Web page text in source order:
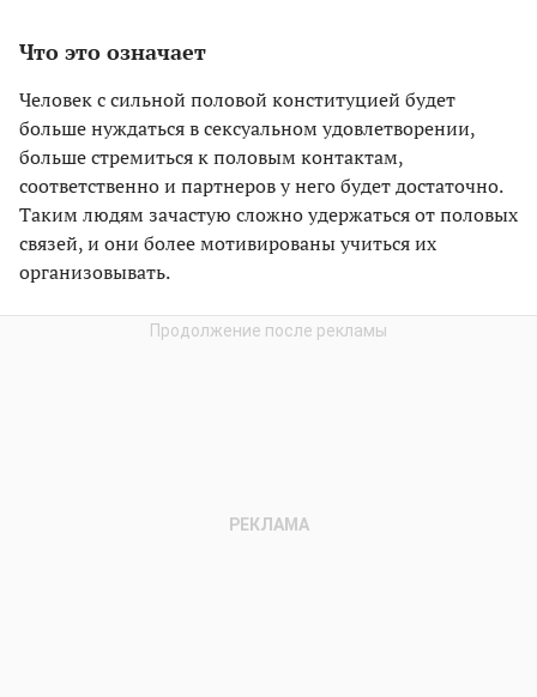
Что это означает
Человек с сильной половой конституцией будет
больше нуждаться в сексуальном удовлетворении,
больше стремиться к половым контактам,
соответственно и партнеров у него будет достаточно.
Таким людям зачастую сложно удержаться от половых
связей, и они более мотивированы учиться их
организовывать.